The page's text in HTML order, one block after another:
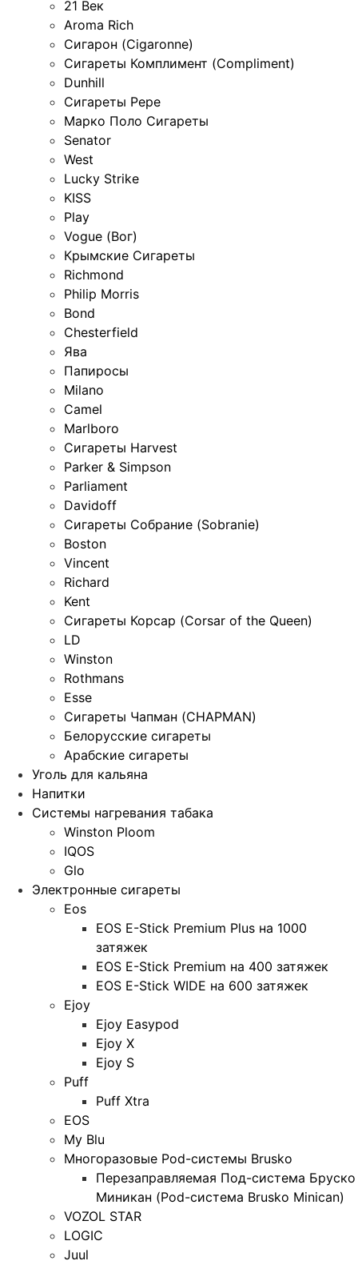
21 Век
Aroma Rich
Сигарон (Cigaronne)
Сигареты Комплимент (Compliment)
Dunhill
Сигареты Pepe
Марко Поло Сигареты
Senator
West
Lucky Strike
KISS
Play
Vogue (Вог)
Крымские Сигареты
Richmond
Philip Morris
Bond
Chesterfield
Ява
Папиросы
Milano
Camel
Marlboro
Сигареты Harvest
Parker & Simpson
Parliament
Davidoff
Сигареты Собрание (Sobranie)
Boston
Vincent
Richard
Kent
Сигареты Корсар (Corsar of the Queen)
LD
Winston
Rothmans
Esse
Сигареты Чапман (CHAPMAN)
Белорусские сигареты
Арабские сигареты
Уголь для кальяна
Напитки
Системы нагревания табака
Winston Ploom
IQOS
Glo
Электронные сигареты
Eos
EOS E-Stick Premium Plus на 1000
затяжек
EOS E-Stick Premium на 400 затяжек
EOS E-Stick WIDE на 600 затяжек
Ejoy
Ejoy Easypod
Ejoy X
Ejoy S
Puff
Puff Xtra
EOS
My Blu
Многоразовые Pod-системы Brusko
Перезаправляемая Под-система Бруско
Миникан (Pod-система Brusko Minican)
VOZOL STAR
LOGIC
Juul